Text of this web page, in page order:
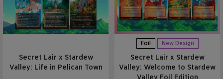
Secret Lair x Stardew
Valley: Life in Pelican Town
Foil New Design
Secret Lair x Stardew
Valley: Welcome to Stardew
Valley Foil Edition